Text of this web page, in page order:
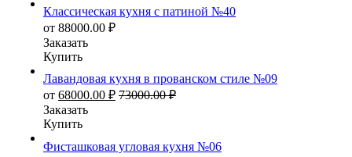
Классическая кухня с патиной №40
от 88000.00 ₽
Заказать
Купить
Лавандовая кухня в прованском стиле №09
от 68000.00 ₽ 73000.00₽
Заказать
Купить
Фисташковая угловая кухня №06